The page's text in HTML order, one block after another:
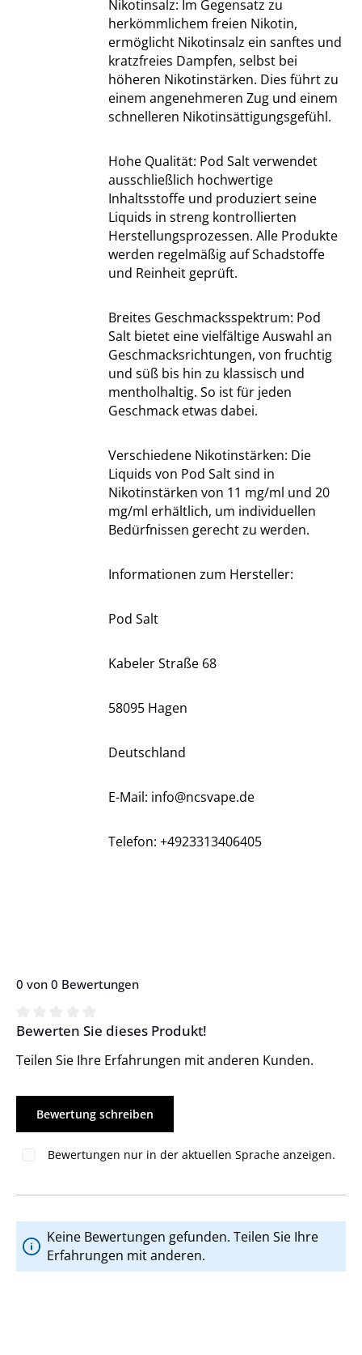
Nikotinsalz: Im Gegensatz zu
herkömmlichem freien Nikotin,
ermöglicht Nikotinsalz ein sanftes und
kratzfreies Dampfen, selbst bei
höheren Nikotinstärken. Dies führt zu
einem angenehmeren Zug und einem
schnelleren Nikotinsättigungsgefühl.
Hohe Qualität: Pod Salt verwendet
ausschließlich hochwertige
Inhaltsstoffe und produziert seine
Liquids in streng kontrollierten
Herstellungsprozessen. Alle Produkte
werden regelmäßig auf Schadstoffe
und Reinheit geprüft.
Breites Geschmacksspektrum: Pod
Salt bietet eine vielfältige Auswahl an
Geschmacksrichtungen, von fruchtig
und süß bis hin zu klassisch und
mentholhaltig. So ist für jeden
Geschmack etwas dabei.
Verschiedene Nikotinstärken: Die
Liquids von Pod Salt sind in
Nikotinstärken von 11 mg/ml und 20
mg/ml erhältlich, um individuellen
Bedürfnissen gerecht zu werden.
Informationen zum Hersteller:
Pod Salt
Kabeler Straße 68
58095 Hagen
Deutschland
E-Mail: info@ncsvape.de
Telefon: +4923313406405
0 von 0 Bewertungen
Durchschnittliche Bewertung von 0 von 5 Sternen
Bewerten Sie dieses Produkt!
Teilen Sie Ihre Erfahrungen mit anderen Kunden.
Bewertung schreiben
Bewertungen nur in der aktuellen Sprache anzeigen.
Keine Bewertungen gefunden. Teilen Sie Ihre
Erfahrungen mit anderen.